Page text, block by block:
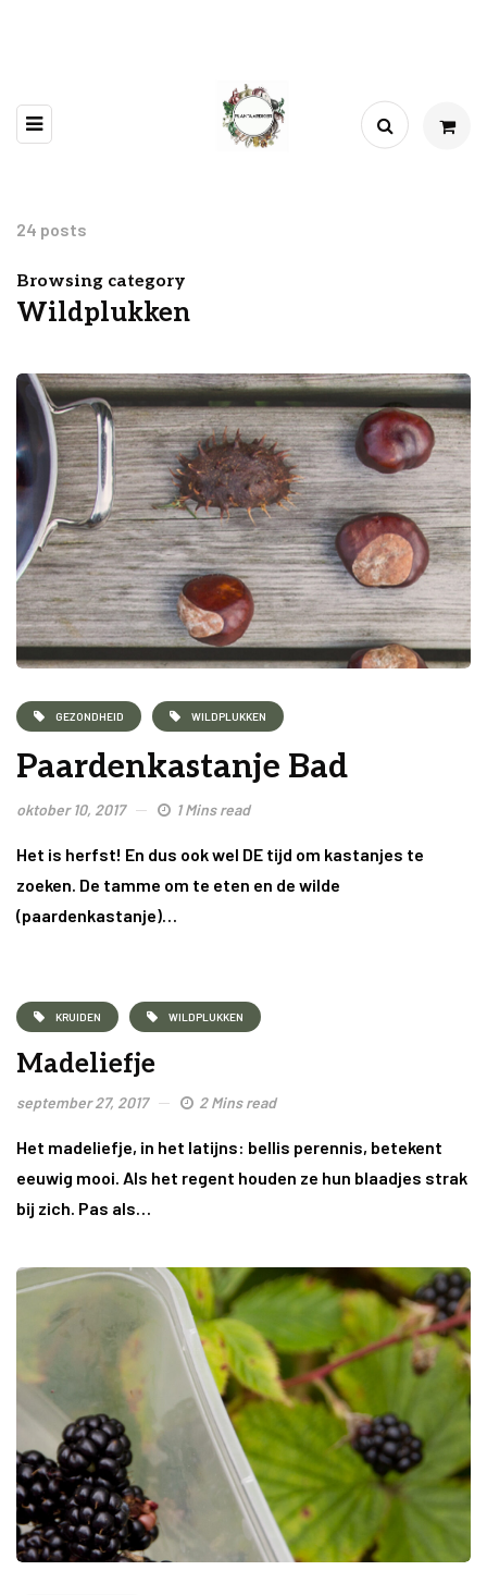
24 posts
Browsing category
Wildplukken
GEZONDHEID WILDPLUKKEN
Paardenkastanje Bad
oktober 10, 2017 1 Mins read
Het is herfst! En dus ook wel DE tijd om kastanjes te
zoeken. De tamme om te eten en de wilde
(paardenkastanje)…
KRUIDEN WILDPLUKKEN
Madeliefje
september 27, 2017 2 Mins read
Het madeliefje, in het latijns: bellis perennis, betekent
eeuwig mooi. Als het regent houden ze hun blaadjes strak
bij zich. Pas als…